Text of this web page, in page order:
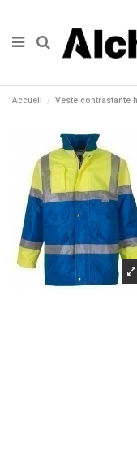
Accueil Veste contrastante